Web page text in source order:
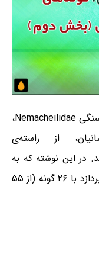
خانواده‌ی کپورماهیان سنگی یا لوچ‌ماهیان سنگی Nemacheilidae،
از راسته‌ی
در این نوشته که به
بخش دوم خانواده‌ی کپورماهیان سنگی می‌پردازد با ۲۶ گونه (از ۵۵